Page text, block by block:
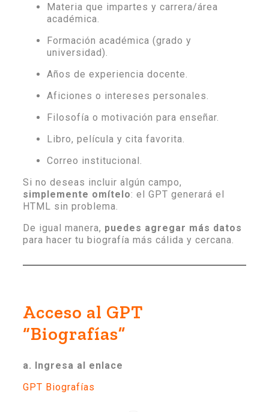
Materia que impartes y carrera/área
académica.
Formación académica (grado y
universidad).
Años de experiencia docente.
Aficiones o intereses personales.
Filosofía o motivación para enseñar.
Libro, película y cita favorita.
Correo institucional.
Si no deseas incluir algún campo,
simplemente omítelo: el GPT generará el
HTML sin problema.
De igual manera, puedes agregar más datos
para hacer tu biografía más cálida y cercana.
Acceso al GPT
“Biografías”
a. Ingresa al enlace
GPT Biografías